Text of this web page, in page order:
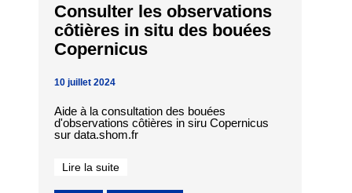
Consulter les observations
côtières in situ des bouées
Copernicus
10 juillet 2024
Aide à la consultation des bouées
d'observations côtières in siru Copernicus
sur data.shom.fr
Lire la suite